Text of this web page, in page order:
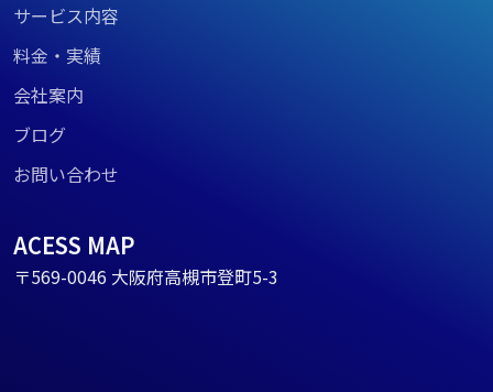
サービス内容
料金・実績
会社案内
ブログ
お問い合わせ
ACESS MAP
〒569-0046 大阪府高槻市登町5-3